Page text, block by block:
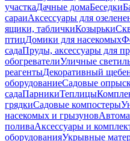
участкаДачные домаБеседки
сараиАксессуары для
ящики, табличкиКозырьки
птицДомики для насекомых
садаПруды, аксессуары для
обогревателиУличные
реагентыДекоративный
оборудованиеСадовые
садаПарникиТеплицы
грядкиСадовые компостеры
насекомых и грызунов
поливаАксессуары и
оборудованияУкрывные